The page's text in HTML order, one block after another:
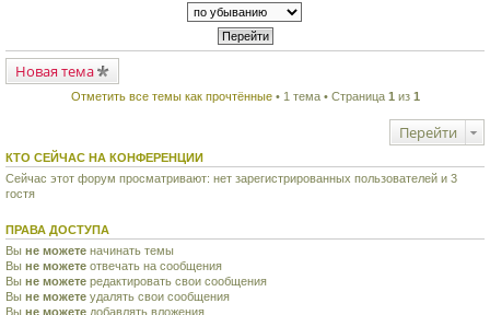
н
о
м
у
б
щ
е
ч
и
т
а
у
с
о
щ
е
н
и
ю
в
м
у
н
о
ч
и
н
о
м
у
с
о
Новая тема
Отметить все темы как прочтённые• 1 тема • Страница 1 из 1
Перейти
КТО СЕЙЧАС НА КОНФЕРЕНЦИИ
Сейчас этот форум просматривают: нет зарегистрированных пользователей и 3
гостя
ПРАВА ДОСТУПА
Вы не можете начинать темы
Вы не можете отвечать на сообщения
Вы не можете редактировать свои сообщения
Вы не можете удалять свои сообщения
Вы не можете добавлять вложения